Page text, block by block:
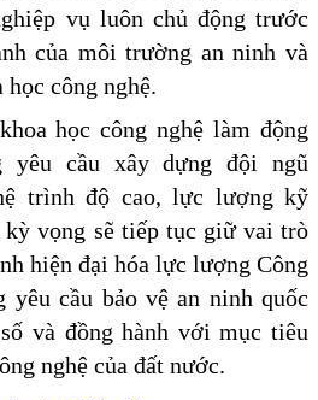
vụ luôn chủ động trước
của môi trường an ninh và
công nghệ.
học công nghệ làm động
yêu cầu xây dựng đội ngũ
trình độ cao, lực lượng kỹ
vọng sẽ tiếp tục giữ vai trò
hiện đại hóa lực lượng Công
yêu cầu bảo vệ an ninh quốc
và đồng hành với mục tiêu
nghệ của đất nước.